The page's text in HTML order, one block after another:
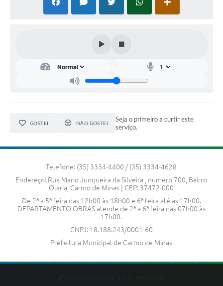
GOSTEI NÃO GOSTEI
Seja o primeiro a curtir este
serviço.
Telefone: (35) 3334-4400 / (35) 3334-4628
Endereço: Rua Mario Junqueira da Silveira , numero 700, Bairro
Olaria, Carmo de Minas | CEP: 37472-000
De 2ª a 5ª feira das 12h00 às 18h00 e 6ª feira até as 17h00.
DEPARTAMENTO OBRAS atende de 2ª a 6ª feira das 07h00 às
17h00.
CNPJ: 18.188.243/0001-60
Prefeitura Municipal de Carmo de Minas